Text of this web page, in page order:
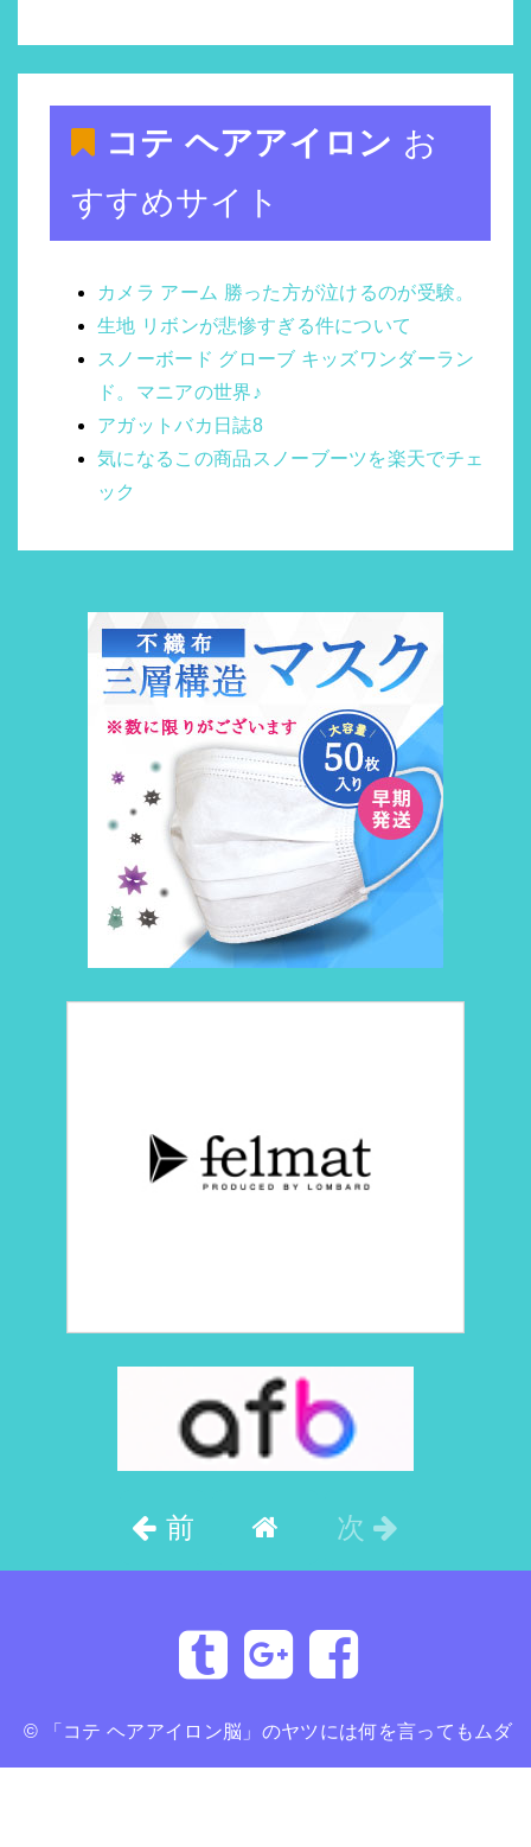
コテ ヘアアイロン お
すすめサイト
カメラ アーム 勝った方が泣けるのが受験。
生地 リボンが悲惨すぎる件について
スノーボード グローブ キッズワンダーラン
ド。マニアの世界♪
アガットバカ日誌8
気になるこの商品スノーブーツを楽天でチェ
ック
前 次
© 「コテ ヘアアイロン脳」のヤツには何を言ってもムダ